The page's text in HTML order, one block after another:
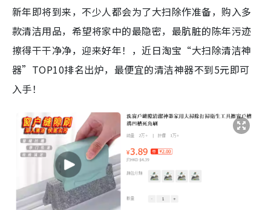
新年即将到来，不少人都会为了大扫除作准备，购入多
款清洁用品，希望将家中的最隐密，最肮脏的陈年污迹
擦得干干净净，迎来好年！，近日淘宝“大扫除清洁神
器”TOP10排名出炉，最便宜的清洁神器不到5元即可
入手！